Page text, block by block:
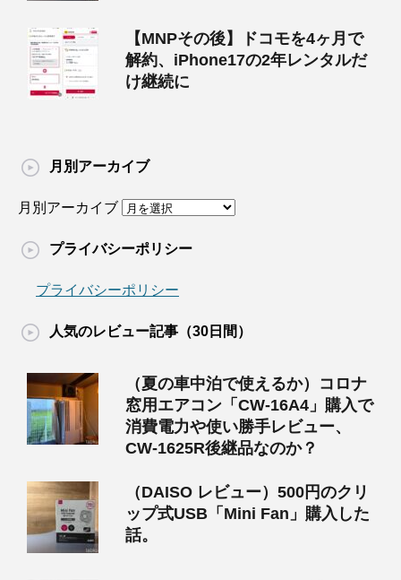
【MNPその後】ドコモを4ヶ月で
解約、iPhone17の2年レンタルだ
け継続に
月別アーカイブ
月別アーカイブ
プライバシーポリシー
プライバシーポリシー
人気のレビュー記事（30日間）
（夏の車中泊で使えるか）コロナ
窓用エアコン「CW-16A4」購入で
消費電力や使い勝手レビュー、
CW-1625R後継品なのか？
（DAISO レビュー）500円のクリ
ップ式USB「Mini Fan」購入した
話。